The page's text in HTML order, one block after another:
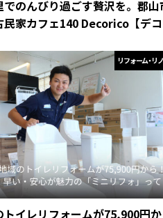
のんびり過ごす贅沢を。郡山
民家カフェ140 Decorico【デコ
リフォーム・リ
トイレリフォームが75,900円